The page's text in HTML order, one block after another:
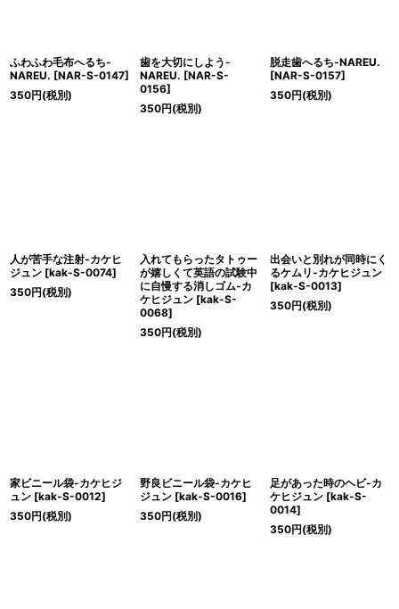
ふわふわ毛布へるち-
NAREU. [NAR-S-0147]
350円(税別)
歯を大切にしよう-
NAREU. [NAR-S-
0156]
350円(税別)
脱走歯へるち-NAREU.
[NAR-S-0157]
350円(税別)
人が苦手な注射-カケヒ
ジュン [kak-S-0074]
350円(税別)
入れてもらったタトゥー
が嬉しくて英語の試験中
に自慢する消しゴム-カ
ケヒジュン [kak-S-
0068]
350円(税別)
出会いと別れが同時にく
るケムリ-カケヒジュン
[kak-S-0013]
350円(税別)
家ビニール袋-カケヒジ
ュン [kak-S-0012]
350円(税別)
野良ビニール袋-カケヒ
ジュン [kak-S-0016]
350円(税別)
足があった時のヘビ-カ
ケヒジュン [kak-S-
0014]
350円(税別)